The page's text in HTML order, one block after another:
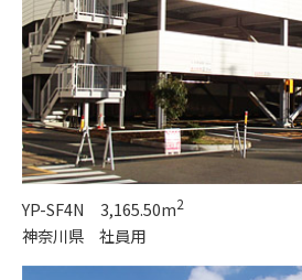
YP-SF4N 3,165.50m2
神奈川県 社員用